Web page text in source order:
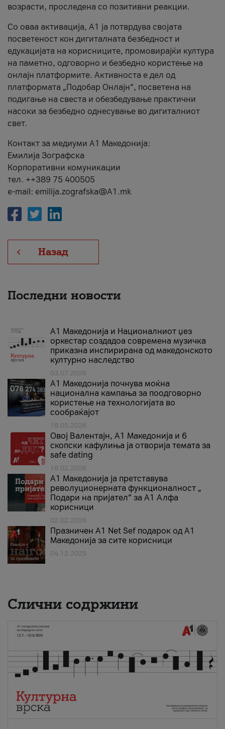
возрасти, проследена со позитивни реакции.
Со оваа активација, А1 ја потврдува својата
посветеност кон дигиталната безбедност и
едукацијата на корисниците, промовирајќи култура
на паметно, одговорно и безбедно користење на
онлајн платформите. Активноста е дел од
платформата „Подобар Онлајн“, посветена на
подигање на свеста и обезбедување практични
насоки за безбедно однесување во дигиталниот
свет.
Контакт за медиуми А1 Македонија:
Емилија Зографска
Корпоративни комуникации
тел. ++389 75 400505
e-mail: emilija.zografska@A1.mk
Назад
Последни новости
А1 Македонија и Националниот џез
оркестар создадоа современа музичка
приказна инспирирана од македонското
културно наследство
03.07.2026
A1 Македонија почнува моќна
национална кампања за поодговорно
користење на технологијата во
сообраќајот
18.05.2026
Овој Валентајн, A1 Македонија и 6
скопски кафулиња ја отворија темата за
safe dating
16.02.2026
А1 Македонија ја претставува
револуционерната функционалност „
Подари на пријател“ за А1 Алфа
корисници
02.02.2026
Празничен A1 Net Sеf подарок од А1
Македонија за сите корисници
04.12.2025
Слични содржини